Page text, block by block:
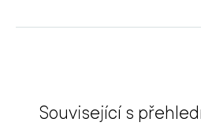
Související s